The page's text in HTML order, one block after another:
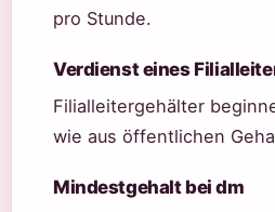
pro Stunde.
Verdienst eines
Filialleitergehälter
wie aus öffentlichen
Mindestgehalt bei dm